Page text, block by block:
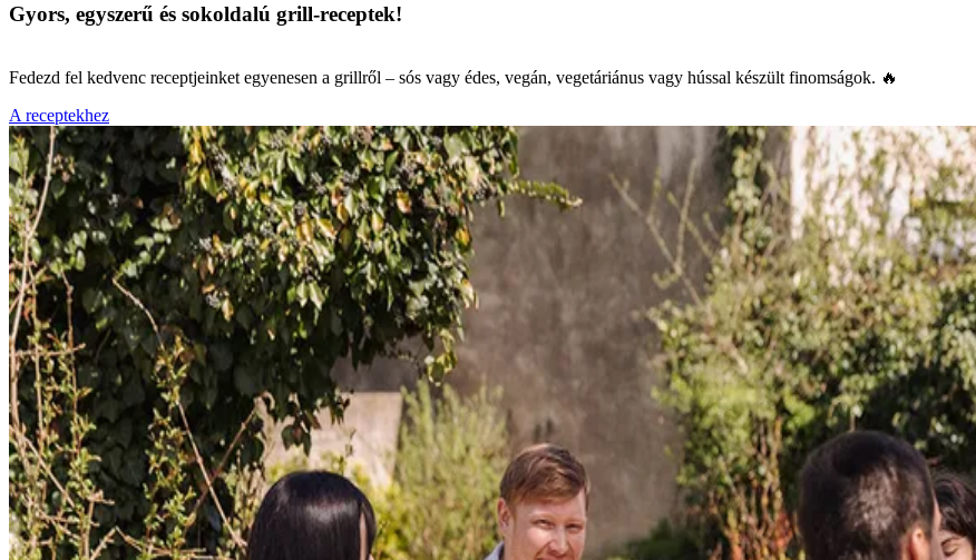
Gyors, egyszerű és sokoldalú grill-receptek!
Fedezd fel kedvenc receptjeinket egyenesen a grillről – sós vagy édes, vegán, vegetáriánus vagy hússal készült finomságok. 🔥
A receptekhez